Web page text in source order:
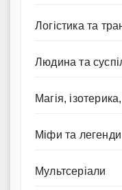
Логістика та
Людина та
Магія,
Міфи та легенди
Мультсеріали